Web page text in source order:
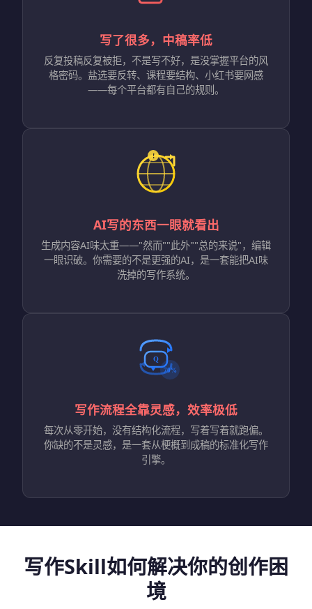
写了很多，中稿率低
反复投稿反复被拒，不是写不好，是没掌握平台的风
格密码。盐选要反转、课程要结构、小红书要网感
——每个平台都有自己的规则。
AI写的东西一眼就看出
生成内容AI味太重——"然而""此外""总的来说"，编辑
一眼识破。你需要的不是更强的AI，是一套能把AI味
洗掉的写作系统。
写作流程全靠灵感，效率极低
每次从零开始，没有结构化流程，写着写着就跑偏。
你缺的不是灵感，是一套从梗概到成稿的标准化写作
引擎。
写作Skill如何解决你的创作困
境